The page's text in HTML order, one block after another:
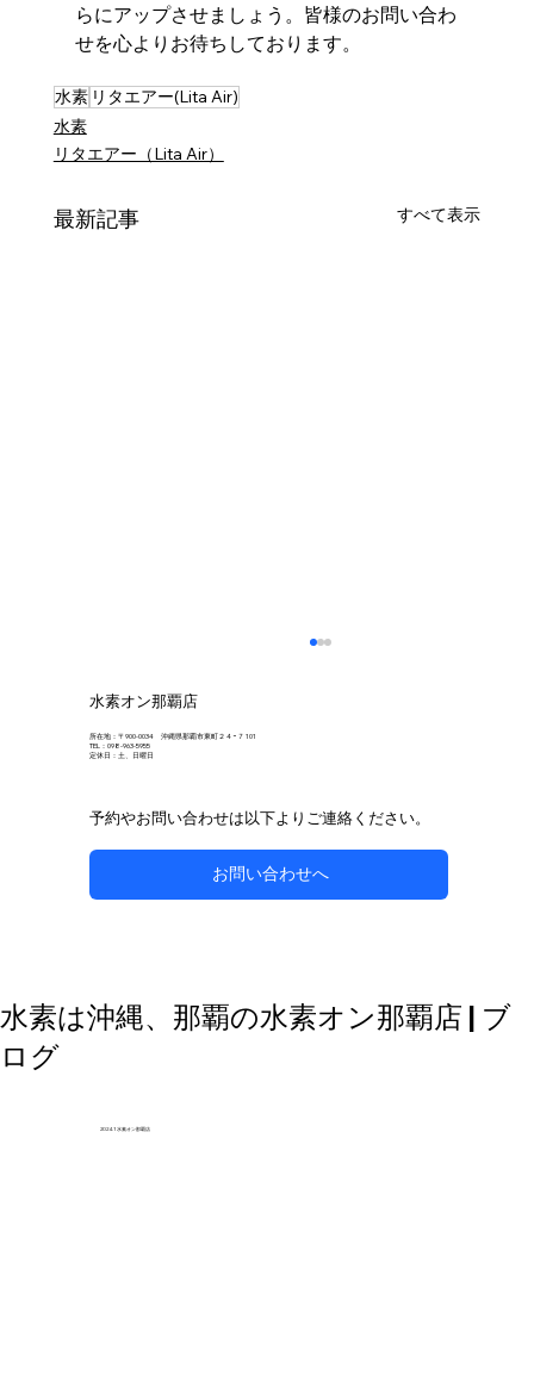
水素オン那覇店
所在地：〒900-0034 沖縄県那覇市東町２４−７ 101
TEL：098-963-5955
定休日：土、日曜日
予約やお問い合わせは以下よりご連絡ください。
お問い合わせへ
水素は沖縄、那覇の水素オン那覇店 | ブ
ログ
らにアップさせましょう。皆様のお問い合わ
せを心よりお待ちしております。
水素 リタエアー(Lita Air)
水素
リタエアー（Lita Air）
最新記事 すべて表示
自然な方法で副鼻腔炎のケアを目指す
2024.1 水素オン那覇店